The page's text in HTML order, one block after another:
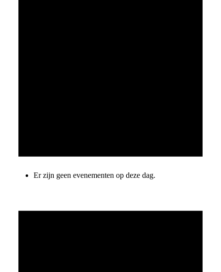
Er zijn geen evenementen op deze dag.